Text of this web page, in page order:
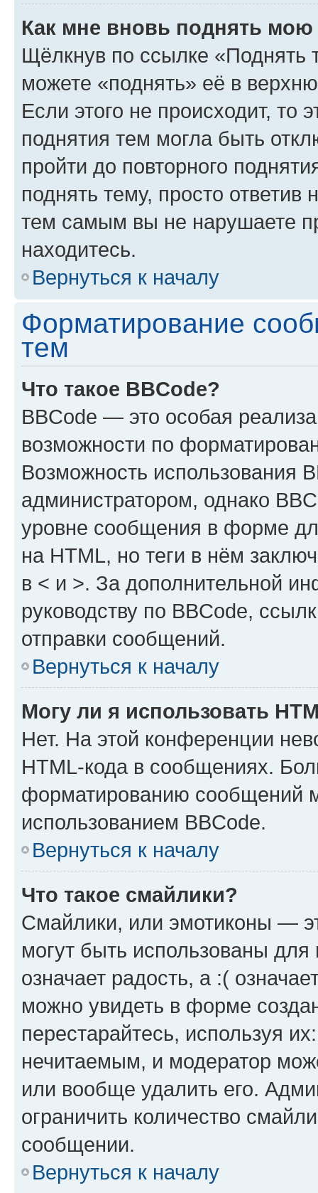
Как мне вновь поднять мою
Щёлкнув по ссылке «Поднять
можете «поднять» её в
Если этого не происходит, то
поднятия тем могла быть
пройти до повторного
поднять тему, просто ответив
тем самым вы не нарушаете
находитесь.
Вернуться к началу
Форматирование
тем
Что такое BBCode?
BBCode — это особая
возможности по
Возможность использования
администратором, однако
уровне сообщения в форме
на HTML, но теги в нём
в < и >. За дополнительной
руководству по BBCode,
отправки сообщений.
Вернуться к началу
Могу ли я использовать
Нет. На этой конференции
HTML-кода в сообщениях.
форматированию сообщений
использованием BBCode.
Вернуться к началу
Что такое смайлики?
Смайлики, или эмотиконы —
могут быть использованы
означает радость, а :(
можно увидеть в форме
перестарайтесь, используя
нечитаемым, и модератор
или вообще удалить его.
ограничить количество
сообщении.
Вернуться к началу